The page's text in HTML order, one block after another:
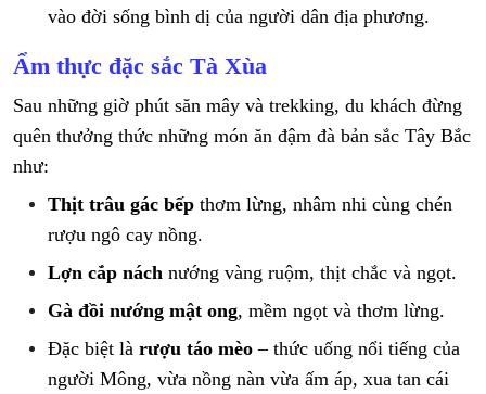
vào đời sống bình dị của người dân địa phương.
Ẩm thực đặc sắc Tà Xùa
Sau những giờ phút săn mây và trekking, du khách đừng
quên thưởng thức những món ăn đậm đà bản sắc Tây Bắc
như:
Thịt trâu gác bếp thơm lừng, nhâm nhi cùng chén
rượu ngô cay nồng.
Lợn cắp nách nướng vàng ruộm, thịt chắc và ngọt.
Gà đồi nướng mật ong, mềm ngọt và thơm lừng.
Đặc biệt là rượu táo mèo – thức uống nổi tiếng của
người Mông, vừa nồng nàn vừa ấm áp, xua tan cái